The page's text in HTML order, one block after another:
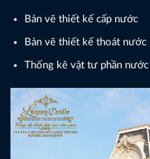
Bản vẽ thiết kế cấp nước
Bản vẽ thiết kế thoát nước
Thống kê vật tư phần nước